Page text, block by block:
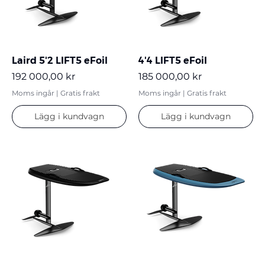
Laird 5'2 LIFT5 eFoil
Pris
192 000,00 kr
Moms ingår | Gratis frakt
Lägg i kundvagn
4'4 LIFT5 eFoil
Pris
185 000,00 kr
Moms ingår | Gratis frakt
Lägg i kundvagn